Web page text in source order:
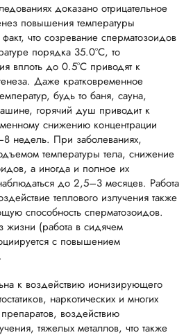
доказано отрицательное
повышения температуры
что созревание сперматозоидов
порядка 35.0°C, то
вплоть до 0.5°С приводят к
Даже кратковременное
будь то баня, сауна,
горячий душ приводит к
снижению концентрации
недель. При заболеваниях,
температуры тела, снижение
а иногда и полное их
до 2,5–3 месяцев. Работа
теплового излучения также
способность сперматозоидов.
(работа в сидячем
с повышением
к воздействию ионизирующего
наркотических и многих
воздействию
тяжелых металлов, что также